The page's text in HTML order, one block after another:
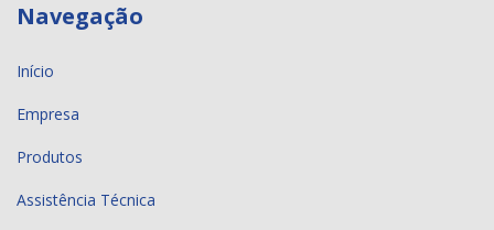
Navegação
Início
Empresa
Produtos
Assistência Técnica